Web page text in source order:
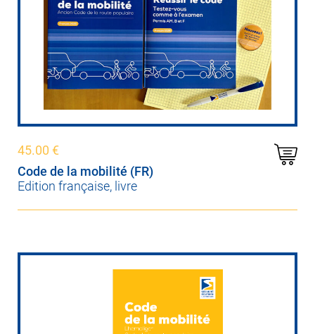
45.00 €
Code de la mobilité (FR)
Edition française, livre